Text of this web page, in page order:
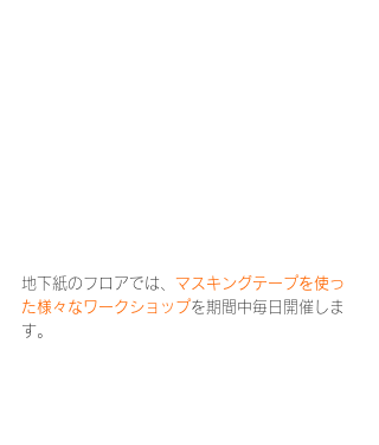
地下紙のフロアでは、 マスキングテープを使っ
た様々なワークショップを期間中毎日開催しま
す。